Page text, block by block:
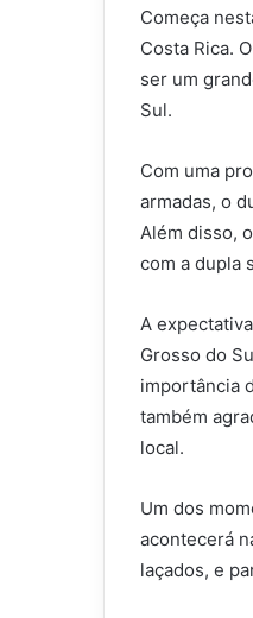
Começa
Costa Rica.
ser um
Sul.
Com uma
armadas, o
Além disso,
com a dupla
A
Grosso do
importância
também
local.
Um dos
acontecerá
laçados, e